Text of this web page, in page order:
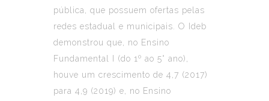
pública, que possuem ofertas pelas
redes estadual e municipais. O Ideb
demonstrou que, no Ensino
Fundamental I (do 1º ao 5° ano),
houve um crescimento de 4,7 (2017)
para 4,9 (2019) e, no Ensino